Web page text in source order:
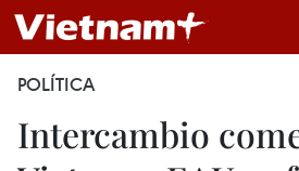
POLÍTICA
Intercambio